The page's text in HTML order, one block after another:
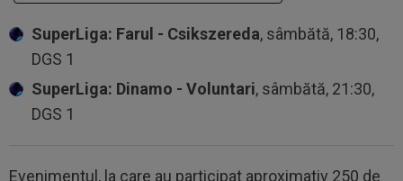
SuperLiga: Farul - Csikszereda, sâmbătă, 18:30,
DGS 1
SuperLiga: Dinamo - Voluntari, sâmbătă, 21:30,
DGS 1
Evenimentul, la care au participat aproximativ 250 de